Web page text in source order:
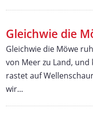
Gleichwie die
Gleichwie die Möwe
von Meer zu Land, und
rastet auf
wir...